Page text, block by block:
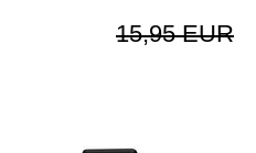
15,95 EUR